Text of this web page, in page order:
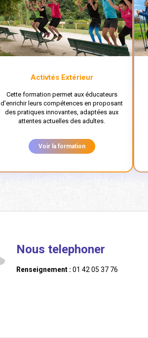
Activtés Extérieur
Cette formation permet aux éducateurs
d’enrichir leurs compétences en proposant
des pratiques innovantes, adaptées aux
attentes actuelles des adultes.
Voir la formation
Nous telephoner
Renseignement : 01 42 05 37 76